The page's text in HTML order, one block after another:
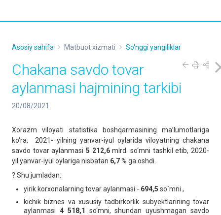
Asosiy sahifa Matbuot xizmati So'nggi yangiliklar
Chakana savdo tovar
aylanmasi hajmining tarkibi
20/08/2021
Xorazm viloyati statistika boshqarmasining ma’lumotlariga
ko‘ra, 2021- yilning yanvar-iyul oylarida viloyatning chakana
savdo tovar aylanmasi 5 212,6mlrd. so‘mni tashkil etib, 2020-
yil yanvar-iyul oylariga nisbatan 6,7% ga oshdi.
? Shu jumladan:
yirik korxonalarning tovar aylanmasi - 694,5 so`mni ,
kichik biznes va xususiy tadbirkorlik subyektlarining tovar
aylanmasi 4 518,1 so‘mni, shundan uyushmagan savdo